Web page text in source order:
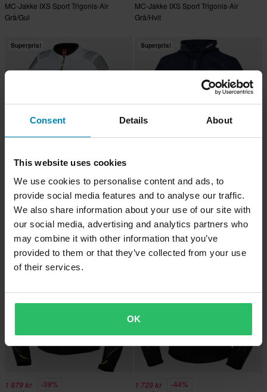
Consent Details About
This website uses cookies
We use cookies to personalise content and ads, to
provide social media features and to analyse our traffic.
We also share information about your use of our site with
our social media, advertising and analytics partners who
may combine it with other information that you’ve
provided to them or that they’ve collected from your use
of their services.
OK
MC-Jakke IXS Sport Trigonis-Air
Grå/Gul
MC-Jakke IXS Sport Trigonis-Air
Grå/Hvit
Superpris!
1 279 kr
1 979 kr
6 anmeldelser
MC-Jakke IXS Sport Trigonis-Air
Dame Grå/Gul
Superpris!
1 279 kr -42%
2 199 kr
MC-Jakke iXS Classic SO Moto 2.0
Blå
Superpris!
1 879 kr -39%
Superpris!
1 729 kr -44%